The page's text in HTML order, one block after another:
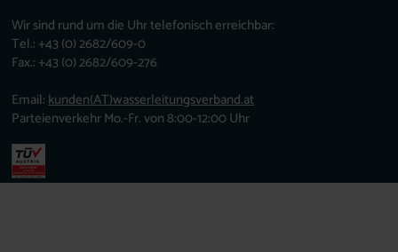
Wir sind rund um die Uhr telefonisch erreichbar:
Tel.: +43 (0) 2682/609-0
Fax.: +43 (0) 2682/609-276
Email:kunden(AT)wasserleitungsverband.at
Parteienverkehr Mo.-Fr. von 8:00-12:00 Uhr